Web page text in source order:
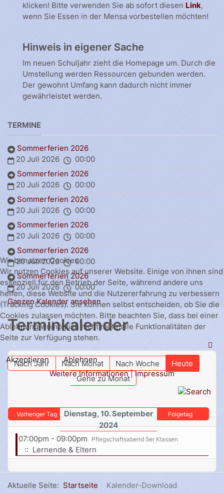
klicken! Bitte verwenden Sie ab sofort diesen Link,
wenn Sie Essen in der Mensa vorbestellen möchten!
Hinweis in eigener Sache
Im neuen Schuljahr zieht die Homepage um. Durch die
Umstellung werden Ressourcen gebunden werden.
Der gewohnt Umfang kann dadurch nicht immer
gewährleistet werden.
TERMINE
Sommerferien 2026
20 Juli 2026
00:00
Sommerferien 2026
20 Juli 2026
00:00
Sommerferien 2026
20 Juli 2026
00:00
Sommerferien 2026
20 Juli 2026
00:00
Sommerferien 2026
20 Juli 2026
00:00
Sommerferien 2026
20 Juli 2026
00:00
Ganzen Kalender ansehen
Terminkalender
Nach Jahr Nach Monat Nach Woche
Heute
Gehe zu Monat
Vorheriger Tag
Dienstag, 10. September
2024
Folgetag
07:00pm - 09:00pm Pflegschaftsabend 5er Klassen
:: Lernende & Eltern
Aktuelle Seite: Startseite Kalender-Download
Wir benutzen Cookies
Wir nutzen Cookies auf unserer Website. Einige von ihnen sind
essenziell für den Betrieb der Seite, während andere uns
helfen, diese Website und die Nutzererfahrung zu verbessern
(Tracking Cookies). Sie können selbst entscheiden, ob Sie die
Cookies zulassen möchten. Bitte beachten Sie, dass bei einer
Ablehnung womöglich nicht mehr alle Funktionalitäten der
Seite zur Verfügung stehen.
Akzeptieren
Ablehnen
Weitere Informationen|Impressum